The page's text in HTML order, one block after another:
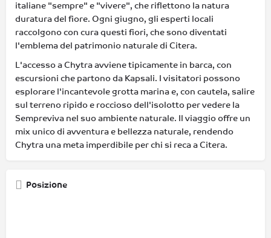
italiane "sempre" e "vivere", che riflettono la natura
duratura del fiore. Ogni giugno, gli esperti locali
raccolgono con cura questi fiori, che sono diventati
l'emblema del patrimonio naturale di Citera.
L'accesso a Chytra avviene tipicamente in barca, con
escursioni che partono da Kapsali. I visitatori possono
esplorare l'incantevole grotta marina e, con cautela, salire
sul terreno ripido e roccioso dell'isolotto per vedere la
Sempreviva nel suo ambiente naturale. Il viaggio offre un
mix unico di avventura e bellezza naturale, rendendo
Chytra una meta imperdibile per chi si reca a Citera.
Posizione